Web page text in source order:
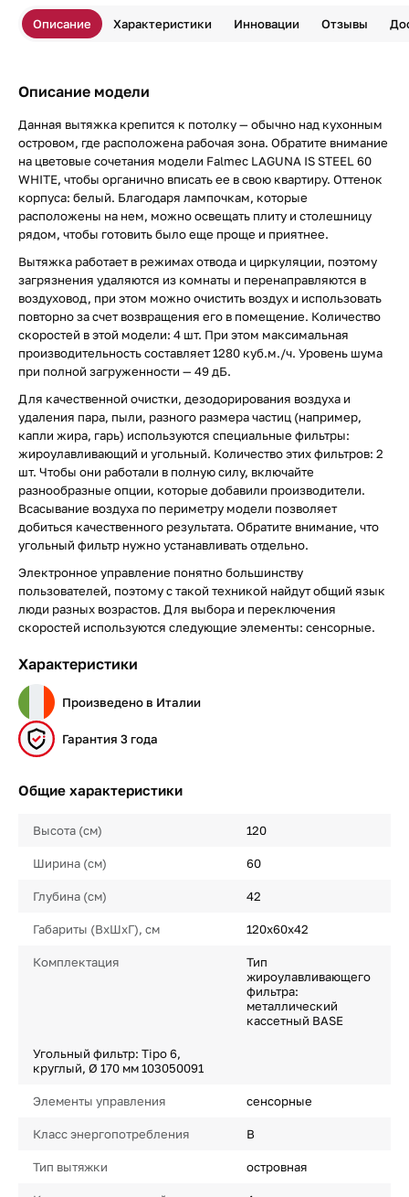
Описание Характеристики Инновации Отзывы
Описание модели
Данная вытяжка крепится к потолку — обычно над кухонным
островом, где расположена рабочая зона. Обратите внимание
на цветовые сочетания модели Falmec LAGUNA IS STEEL 60
WHITE, чтобы органично вписать ее в свою квартиру. Оттенок
корпуса: белый. Благодаря лампочкам, которые
расположены на нем, можно освещать плиту и столешницу
рядом, чтобы готовить было еще проще и приятнее.
Вытяжка работает в режимах отвода и циркуляции, поэтому
загрязнения удаляются из комнаты и перенаправляются в
воздуховод, при этом можно очистить воздух и использовать
повторно за счет возвращения его в помещение. Количество
скоростей в этой модели: 4 шт. При этом максимальная
производительность составляет 1280 куб.м./ч. Уровень шума
при полной загруженности — 49 дБ.
Для качественной очистки, дезодорирования воздуха и
удаления пара, пыли, разного размера частиц (например,
капли жира, гарь) используются специальные фильтры:
жироулавливающий и угольный. Количество этих фильтров: 2
шт. Чтобы они работали в полную силу, включайте
разнообразные опции, которые добавили производители.
Всасывание воздуха по периметру модели позволяет
добиться качественного результата. Обратите внимание, что
угольный фильтр нужно устанавливать отдельно.
Электронное управление понятно большинству
пользователей, поэтому с такой техникой найдут общий язык
люди разных возрастов. Для выбора и переключения
скоростей используются следующие элементы: сенсорные.
Характеристики
Произведено в Италии
Гарантия 3 года
Общие характеристики
Высота (см) 120
Ширина (см) 60
Глубина (см) 42
Габариты (ВхШхГ), см 120х60х42
Комплектация
Тип
жироулавливающего
фильтра:
металлический
кассетный BASE
Угольный фильтр: Tipo 6,
круглый, Ø 170 мм 103050091
Элементы управления сенсорные
Класс энергопотребления B
Тип вытяжки островная